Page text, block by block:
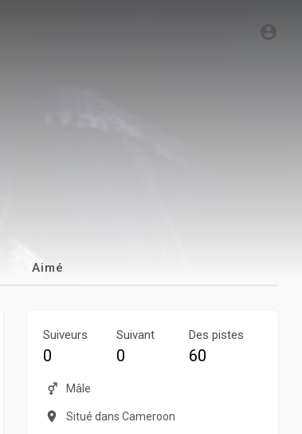
Aimé
Suiveurs
0
Suivant
0
Des pistes
60
Mâle
Situé dans Cameroon